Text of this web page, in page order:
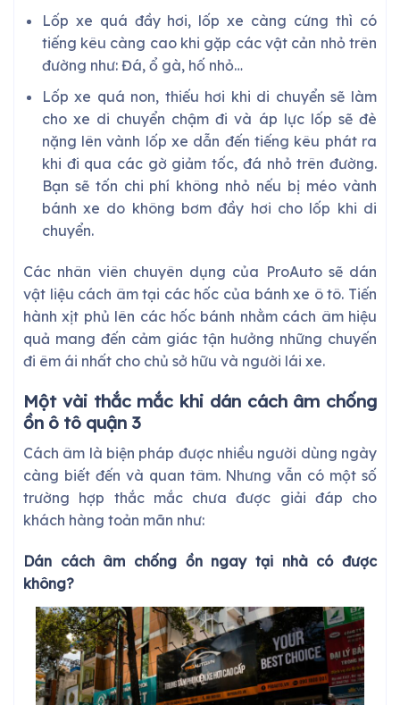
Lốp xe quá đầy hơi, lốp xe càng cứng thì có
tiếng kêu càng cao khi gặp các vật cản nhỏ trên
đường như: Đá, ổ gà, hố nhỏ…
Lốp xe quá non, thiếu hơi khi di chuyển sẽ làm
cho xe di chuyển chậm đi và áp lực lốp sẽ đè
nặng lên vành lốp xe dẫn đến tiếng kêu phát ra
khi đi qua các gờ giảm tốc, đá nhỏ trên đường.
Bạn sẽ tốn chi phí không nhỏ nếu bị méo vành
bánh xe do không bơm đầy hơi cho lốp khi di
chuyển.
Các nhân viên chuyên dụng của ProAuto sẽ dán
vật liệu cách âm tại các hốc của bánh xe ô tô. Tiến
hành xịt phủ lên các hốc bánh nhằm cách âm hiệu
quả mang đến cảm giác tận hưởng những chuyến
đi êm ái nhất cho chủ sở hữu và người lái xe.
Một vài thắc mắc khi dán cách âm chống
ồn ô tô quận 3
Cách âm là biện pháp được nhiều người dùng ngày
càng biết đến và quan tâm. Nhưng vẫn có một số
trường hợp thắc mắc chưa được giải đáp cho
khách hàng toản mãn như:
Dán cách âm chống ồn ngay tại nhà có được
không?